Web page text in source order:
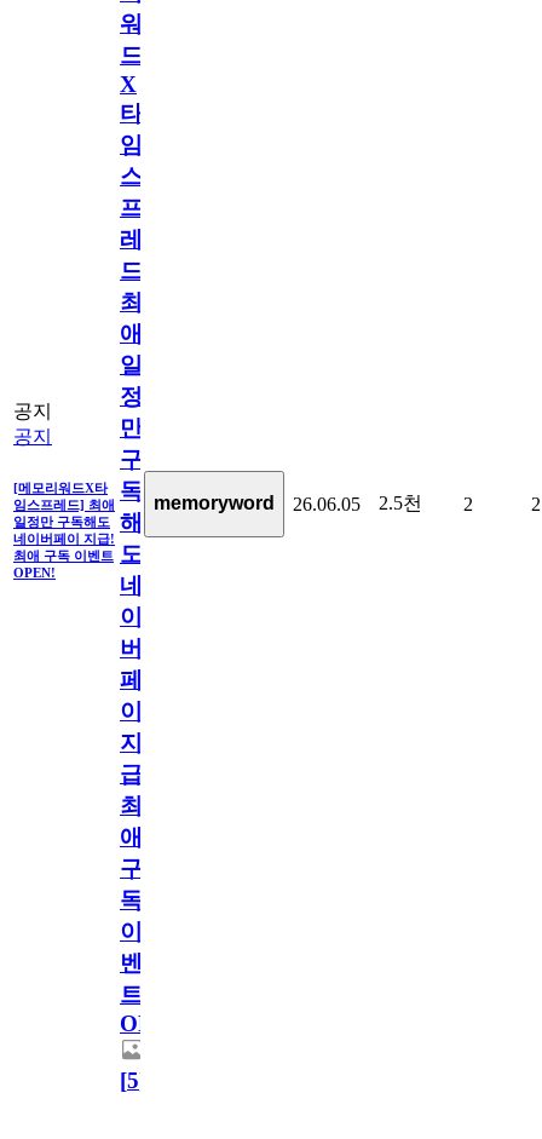
공지
공지
[메모리워드X타
임스프레드] 최애
일정만 구독해도
네이버페이 지급!
최애 구독 이벤트
OPEN!
워
드
X
타
임
스
프
레
드]
최
애
일
정
만
구
독
해
도
네
이
버
페
이
지
급!
최
애
구
독
이
벤
트
OPEN!
[5]
memoryword 26.06.05 2.5천 2 2